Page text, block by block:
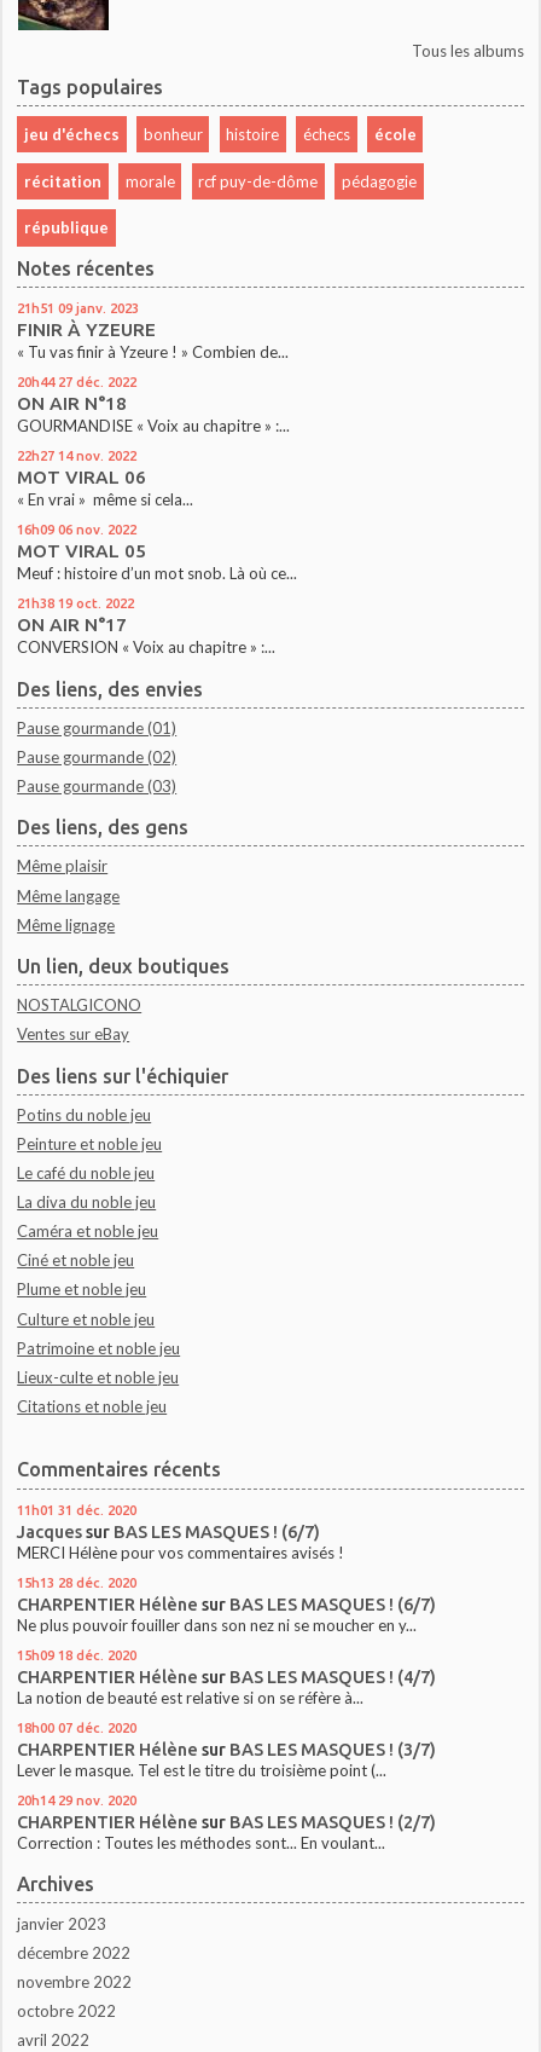
Tous les albums
Tags populaires
jeu d'échecs bonheur histoire échecs école
récitation morale rcf puy-de-dôme pédagogie
république
Notes récentes
21h51 09 janv. 2023
FINIR À YZEURE
« Tu vas finir à Yzeure ! » Combien de...
20h44 27 déc. 2022
ON AIR N°18
GOURMANDISE « Voix au chapitre » :...
22h27 14 nov. 2022
MOT VIRAL 06
« En vrai » même si cela...
16h09 06 nov. 2022
MOT VIRAL 05
Meuf : histoire d’un mot snob. Là où ce...
21h38 19 oct. 2022
ON AIR N°17
CONVERSION « Voix au chapitre » :...
Des liens, des envies
Pause gourmande (01)
Pause gourmande (02)
Pause gourmande (03)
Des liens, des gens
Même plaisir
Même langage
Même lignage
Un lien, deux boutiques
NOSTALGICONO
Ventes sur eBay
Des liens sur l'échiquier
Potins du noble jeu
Peinture et noble jeu
Le café du noble jeu
La diva du noble jeu
Caméra et noble jeu
Ciné et noble jeu
Plume et noble jeu
Culture et noble jeu
Patrimoine et noble jeu
Lieux-culte et noble jeu
Citations et noble jeu
Commentaires récents
11h01 31 déc. 2020
Jacquessur BAS LES MASQUES ! (6/7)
MERCI Hélène pour vos commentaires avisés !
15h13 28 déc. 2020
CHARPENTIER Hélène sur BAS LES MASQUES ! (6/7)
Ne plus pouvoir fouiller dans son nez ni se moucher en y...
15h09 18 déc. 2020
CHARPENTIER Hélène sur BAS LES MASQUES ! (4/7)
La notion de beauté est relative si on se réfère à...
18h00 07 déc. 2020
CHARPENTIER Hélène sur BAS LES MASQUES ! (3/7)
Lever le masque. Tel est le titre du troisième point (...
20h14 29 nov. 2020
CHARPENTIER Hélène sur BAS LES MASQUES ! (2/7)
Correction : Toutes les méthodes sont... En voulant...
Archives
janvier 2023
décembre 2022
novembre 2022
octobre 2022
avril 2022